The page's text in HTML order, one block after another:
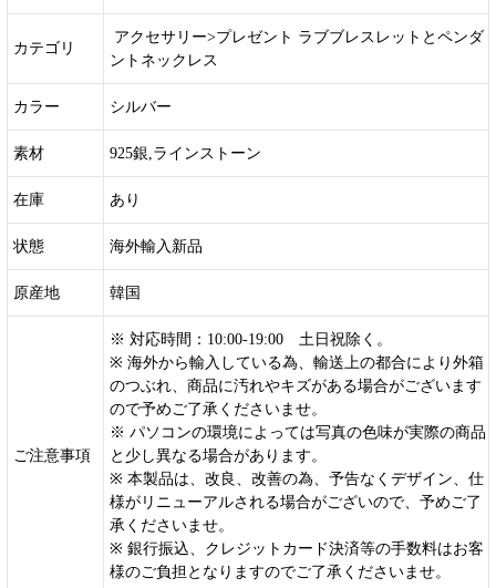
カテゴリ
アクセサリー>プレゼント ラブブレスレットとペンダ
ントネックレス
カラー シルバー
素材 925銀,ラインストーン
在庫 あり
状態 海外輸入新品
原産地 韓国
ご注意事項
※ 対応時間：10:00-19:00 土日祝除く。
※ 海外から輸入している為、輸送上の都合により外箱
のつぶれ、商品に汚れやキズがある場合がございます
ので予めご了承くださいませ。
※ パソコンの環境によっては写真の色味が実際の商品
と少し異なる場合があります。
※ 本製品は、改良、改善の為、予告なくデザイン、仕
様がリニューアルされる場合がございので、予めご了
承くださいませ。
※ 銀行振込、クレジットカード決済等の手数料はお客
様のご負担となりますのでご了承くださいませ。